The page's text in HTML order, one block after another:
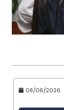
08/06/2026